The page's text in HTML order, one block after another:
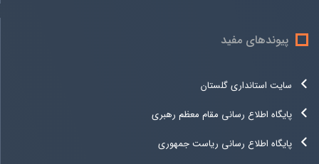
پیوندهای مفید
سایت استانداری گلستان
پایگاه اطلاع رسانی مقام معظم رهبری
پایگاه اطلاع رسانی ریاست جمهوری